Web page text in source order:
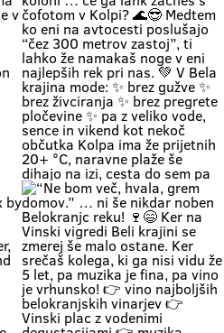
🚗 Zakaj bi vikend začel v koloni …
če ga lahk začneš s čofotom v
Kolpi? 🌊😎 Medtem ko eni na
avtocesti poslušajo “čez 300
metrov zastoj”, ti lahko že
namakaš noge v eni najlepših rek
pri nas. 💚 V Bela krajina mode: ✨
brez gužve ✨ brez živciranja ✨
brez pregrete pločevine ✨ pa z
veliko vode, sence in vikend kot
nekoč občutka Kolpa ima že
prijetnih 20+ °C, naravne plaže še